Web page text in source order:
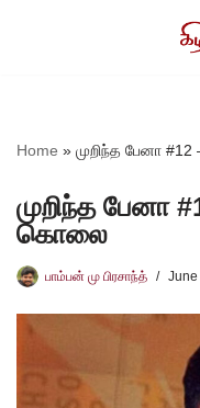
Home » முறிந்த பேனா
முறிந்த பேனா
கொலை
பாம்பன் மு பிரசாந்த் June